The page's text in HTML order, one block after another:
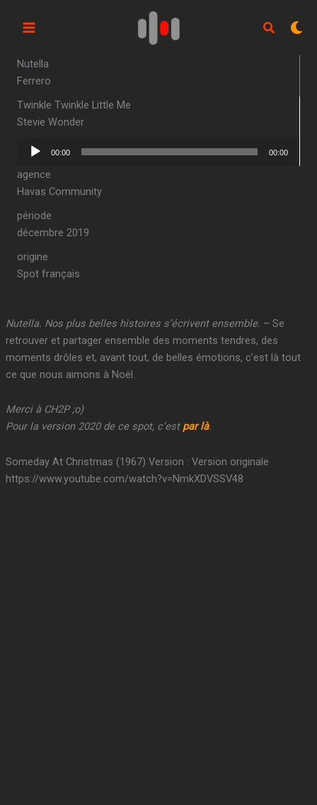
Nutella
Ferrero
Twinkle Twinkle Little Me
Stevie Wonder
Lecteur
00:00 00:00
agence
Havas Community
période
décembre 2019
origine
Spot français
Nutella. Nos plus belles histoires s’écrivent ensemble. – Se
retrouver et partager ensemble des moments tendres, des
moments drôles et, avant tout, de belles émotions, c’est là tout
ce que nous aimons à Noël.
Merci à CH2P ;o)
Pour la version 2020 de ce spot, c’est par là.
Someday At Christmas (1967) Version : Version originale
https://www.youtube.com/watch?v=NmkXDVSSV48